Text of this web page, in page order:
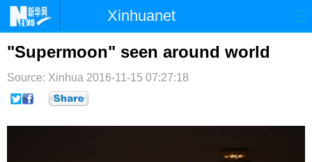
Xinhuanet
时政 港澳
台湾 财经 法治
纪检
"Supermoon" seen around world
Source: Xinhua 2016-11-15 07:27:18